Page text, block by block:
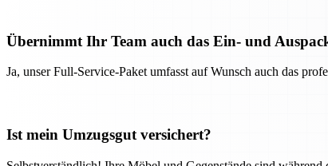
Übernimmt Ihr Team auch das Ein- und
Ja, unser Full-Service-Paket umfasst auf Wunsch auch das
Ist mein Umzugsgut versichert?